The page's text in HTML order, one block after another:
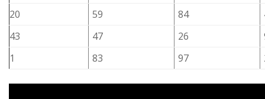
20
59 84
43
47 26
1
83 97